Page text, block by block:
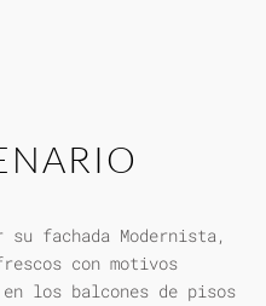
su fachada Modernista,
con motivos
los balcones de pisos